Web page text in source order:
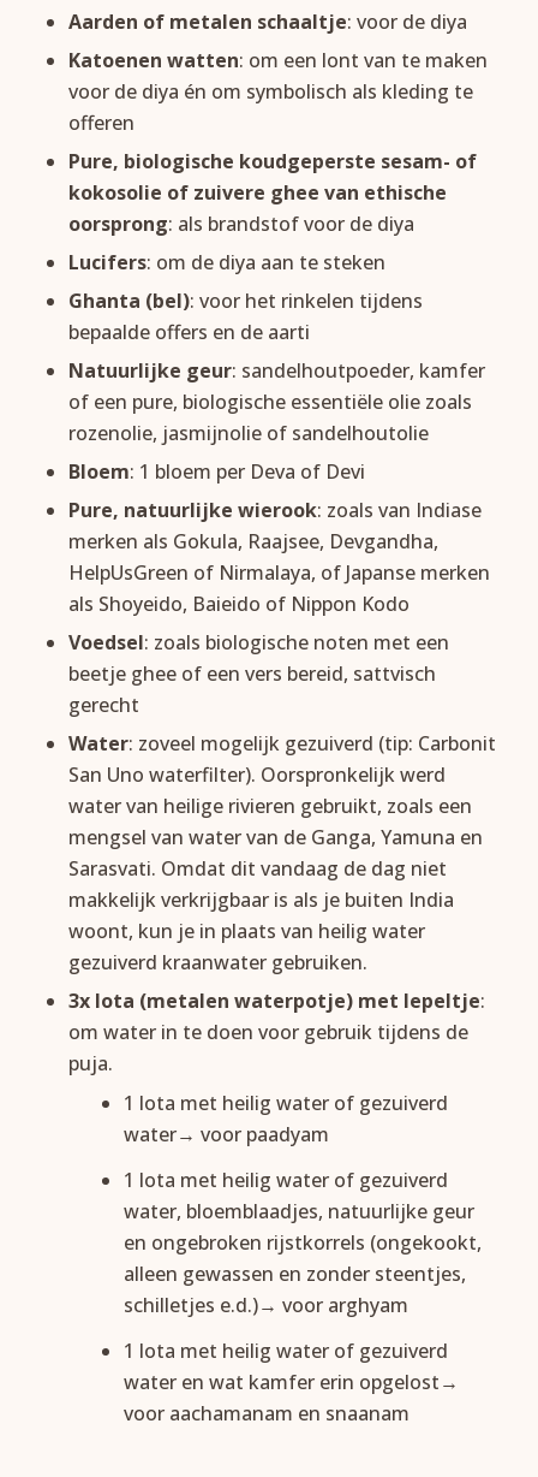
Aarden of metalen schaaltje: voor de diya
Katoenen watten: om een lont van te maken
voor de diya én om symbolisch als kleding te
offeren
Pure, biologische koudgeperste sesam- of
kokosolie of zuivere ghee van ethische
oorsprong: als brandstof voor de diya
Lucifers: om de diya aan te steken
Ghanta (bel): voor het rinkelen tijdens
bepaalde offers en de aarti
Natuurlijke geur: sandelhoutpoeder, kamfer
of een pure, biologische essentiële olie zoals
rozenolie, jasmijnolie of sandelhoutolie
Bloem: 1 bloem per Deva of Devi
Pure, natuurlijke wierook: zoals van Indiase
merken als Gokula, Raajsee, Devgandha,
HelpUsGreen of Nirmalaya, of Japanse merken
als Shoyeido, Baieido of Nippon Kodo
Voedsel: zoals biologische noten met een
beetje ghee of een vers bereid, sattvisch
gerecht
Water: zoveel mogelijk gezuiverd (tip: Carbonit
San Uno waterfilter). Oorspronkelijk werd
water van heilige rivieren gebruikt, zoals een
mengsel van water van de Ganga, Yamuna en
Sarasvati. Omdat dit vandaag de dag niet
makkelijk verkrijgbaar is als je buiten India
woont, kun je in plaats van heilig water
gezuiverd kraanwater gebruiken.
3x lota (metalen waterpotje) met lepeltje:
om water in te doen voor gebruik tijdens de
puja.
1 lota met heilig water of gezuiverd
water→ voor paadyam
1 lota met heilig water of gezuiverd
water, bloemblaadjes, natuurlijke geur
en ongebroken rijstkorrels (ongekookt,
alleen gewassen en zonder steentjes,
schilletjes e.d.)→ voor arghyam
1 lota met heilig water of gezuiverd
water en wat kamfer erin opgelost→
voor aachamanam en snaanam